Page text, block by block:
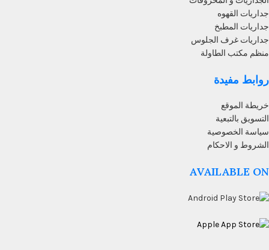
جداريات القهوه
جداريات المطبخ
جداريات غرف الجلوس
منظم مكتب الطاولة
روابط مفيدة
خريطة الموقع
التسويق بالتبعية
سياسة الخصوصية
الشروط و الاحكام
AVAILABLE ON